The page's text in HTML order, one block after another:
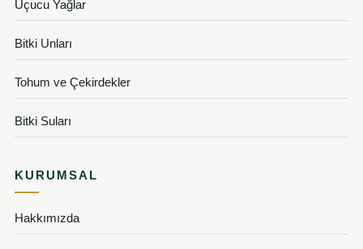
Uçucu Yağlar
Bitki Unları
Tohum ve Çekirdekler
Bitki Suları
KURUMSAL
Hakkımızda